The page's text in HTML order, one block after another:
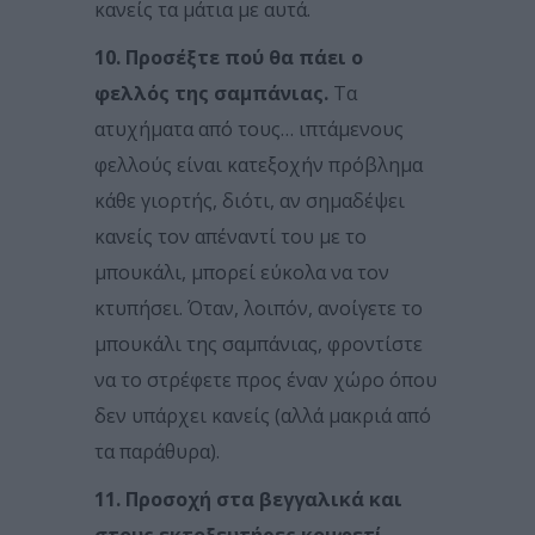
κανείς τα μάτια με αυτά.
10. Προσέξτε πού θα πάει ο
φελλός της σαμπάνιας. Τα
ατυχήματα από τους… ιπτάμενους
φελλούς είναι κατεξοχήν πρόβλημα
κάθε γιορτής, διότι, αν σημαδέψει
κανείς τον απέναντί του με το
μπουκάλι, μπορεί εύκολα να τον
κτυπήσει. Όταν, λοιπόν, ανοίγετε το
μπουκάλι της σαμπάνιας, φροντίστε
να το στρέφετε προς έναν χώρο όπου
δεν υπάρχει κανείς (αλλά μακριά από
τα παράθυρα).
11. Προσοχή στα βεγγαλικά και